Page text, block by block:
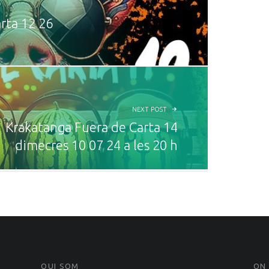
12 26
NEXT POST
Krakatanga Fuera de Carta 14
dimecres 10 07 24 a les 20 h
QUI SOM ON